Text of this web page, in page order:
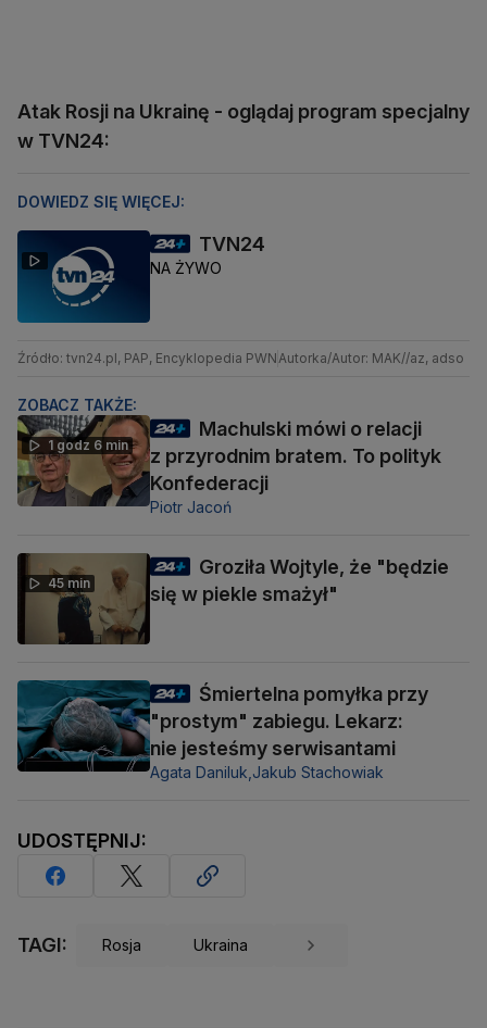
Atak Rosji na Ukrainę - oglądaj program specjalny
w TVN24:
DOWIEDZ SIĘ WIĘCEJ:
TVN24
NA ŻYWO
Źródło: tvn24.pl, PAP, Encyklopedia PWN Autorka/Autor: MAK//az, adso
ZOBACZ TAKŻE:
1 godz 6 min
Machulski mówi o relacji
z przyrodnim bratem. To polityk
Konfederacji
Piotr Jacoń
45 min
Groziła Wojtyle, że "będzie
się w piekle smażył"
Śmiertelna pomyłka przy
"prostym" zabiegu. Lekarz:
nie jesteśmy serwisantami
Agata Daniluk, Jakub Stachowiak
UDOSTĘPNIJ:
TAGI: Rosja Ukraina